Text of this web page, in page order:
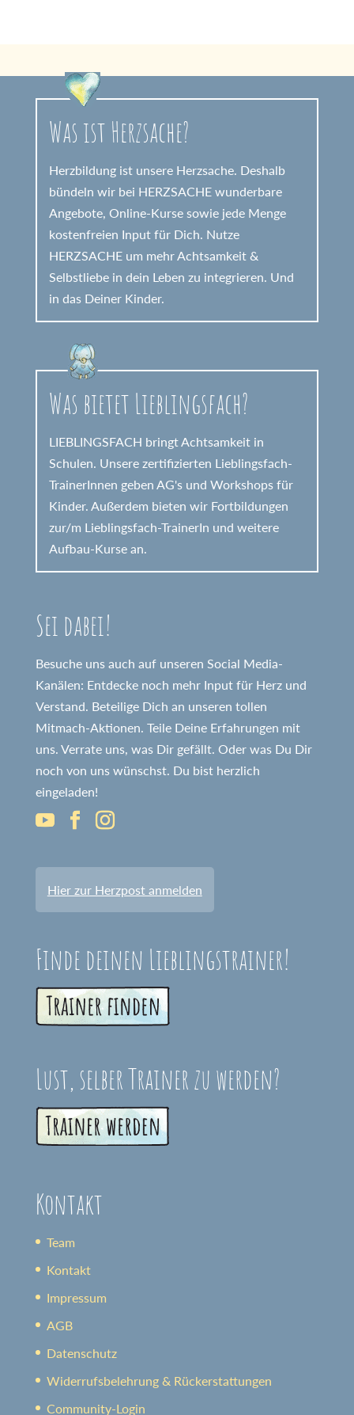
Was ist Herzsache?
Herzbildung ist unsere Herzsache. Deshalb
bündeln wir bei HERZSACHE wunderbare
Angebote, Online-Kurse sowie jede Menge
kostenfreien Input für Dich. Nutze
HERZSACHE um mehr Achtsamkeit &
Selbstliebe in dein Leben zu integrieren. Und
in das Deiner Kinder.
Was bietet Lieblingsfach?
LIEBLINGSFACH bringt Achtsamkeit in
Schulen. Unsere zertifizierten Lieblingsfach-
TrainerInnen geben AG's und Workshops für
Kinder. Außerdem bieten wir Fortbildungen
zur/m Lieblingsfach-TrainerIn und weitere
Aufbau-Kurse an.
Sei dabei!
Besuche uns auch auf unseren Social Media-
Kanälen: Entdecke noch mehr Input für Herz und
Verstand. Beteilige Dich an unseren tollen
Mitmach-Aktionen. Teile Deine Erfahrungen mit
uns. Verrate uns, was Dir gefällt. Oder was Du Dir
noch von uns wünschst. Du bist herzlich
eingeladen!
Hier zur Herzpost anmelden
Finde deinen Lieblingstrainer!
Lust, selber Trainer zu werden?
Kontakt
Team
Kontakt
Impressum
AGB
Datenschutz
Widerrufsbelehrung & Rückerstattungen
Community-Login